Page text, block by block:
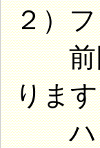
２）
前回
りま
ハン